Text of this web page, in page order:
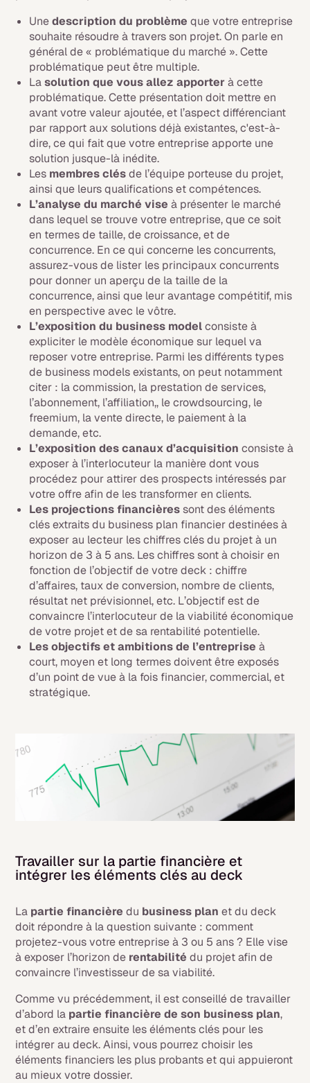
Unedescription du problème que votre entreprise
souhaite résoudre à travers son projet. On parle en
général de « problématique du marché ». Cette
problématique peut être multiple.
Lasolution que vous allez apporterà cette
problématique. Cette présentation doit mettre en
avant votre valeur ajoutée, et l’aspect différenciant
par rapport aux solutions déjà existantes, c'est-à-
dire, ce qui fait que votre entreprise apporte une
solution jusque-là inédite.
Les membres clésde l’équipe porteuse du projet,
ainsi que leurs qualifications et compétences.
L’analyse du marché vise à présenter le marché
dans lequel se trouve votre entreprise, que ce soit
en termes de taille, de croissance, et de
concurrence. En ce qui concerne les concurrents,
assurez-vous de lister les principaux concurrents
pour donner un aperçu de la taille de la
concurrence, ainsi que leur avantage compétitif, mis
en perspective avec le vôtre.
L’exposition du business modelconsiste à
expliciter le modèle économique sur lequel va
reposer votre entreprise. Parmi les différents types
de business models existants, on peut notamment
citer : la commission, la prestation de services,
l’abonnement, l’affiliation,, le crowdsourcing, le
freemium, la vente directe, le paiement à la
demande, etc.
L’exposition des canaux d’acquisitionconsiste à
exposer à l’interlocuteur la manière dont vous
procédez pour attirer des prospects intéressés par
votre offre afin de les transformer en clients.
Les projections financièressont des éléments
clés extraits du business plan financier destinées à
exposer au lecteur les chiffres clés du projet à un
horizon de 3 à 5 ans. Les chiffres sont à choisir en
fonction de l’objectif de votre deck : chiffre
d’affaires, taux de conversion, nombre de clients,
résultat net prévisionnel, etc. L’objectif est de
convaincre l’interlocuteur de la viabilité économique
de votre projet et de sa rentabilité potentielle.
Les objectifs et ambitions de l’entreprise à
court, moyen et long termes doivent être exposés
d’un point de vue à la fois financier, commercial, et
stratégique.
Travailler sur la partie financière et
intégrer les éléments clés au deck
La partie financière du business plan et du deck
doit répondre à la question suivante : comment
projetez-vous votre entreprise à 3 ou 5 ans ? Elle vise
à exposer l’horizon de rentabilitédu projet afin de
convaincre l’investisseur de sa viabilité.
Comme vu précédemment, il est conseillé de travailler
d’abord la partie financière de son business plan,
et d’en extraire ensuite les éléments clés pour les
intégrer au deck. Ainsi, vous pourrez choisir les
éléments financiers les plus probants et qui appuieront
au mieux votre dossier.